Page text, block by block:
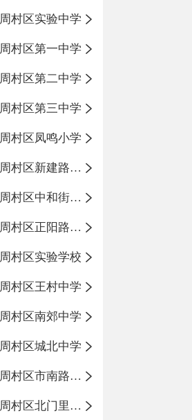
周村区实验中学
周村区第一中学
周村区第二中学
周村区第三中学
周村区凤鸣小学
周村区新建路小学
周村区中和街小学
周村区正阳路小学
周村区实验学校
周村区王村中学
周村区南郊中学
周村区城北中学
周村区市南路小学
周村区北门里小学